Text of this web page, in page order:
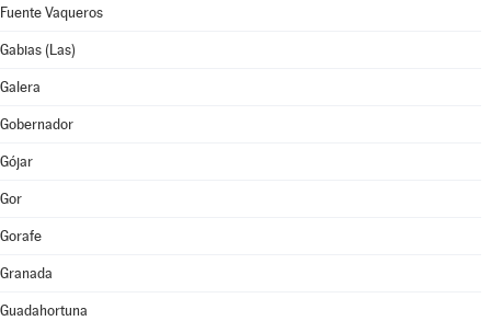
Fuente Vaqueros
Gabias (Las)
Galera
Gobernador
Gójar
Gor
Gorafe
Granada
Guadahortuna